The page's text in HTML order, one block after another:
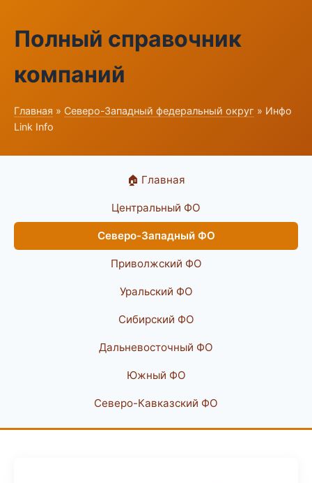
Полный справочник
компаний
Главная » Северо-Западный федеральный округ » Инфо
Link Info
🏠 Главная
Центральный ФО
Северо-Западный ФО
Приволжский ФО
Уральский ФО
Сибирский ФО
Дальневосточный ФО
Южный ФО
Северо-Кавказский ФО